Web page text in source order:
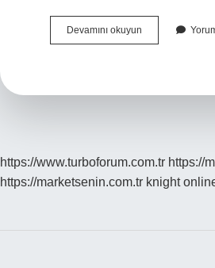
Devamını okuyun
It
https://www.turboforum.com.tr https://
https://marketsenin.com.tr knight